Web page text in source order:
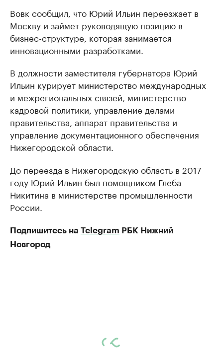
Вовк сообщил, что Юрий Ильин переезжает в
Москву и займет руководящую позицию в
бизнес-структуре, которая занимается
инновационными разработками.
В должности заместителя губернатора Юрий
Ильин курирует министерство международных
и межрегиональных связей, министерство
кадровой политики, управление делами
правительства, аппарат правительства и
управление документационного обеспечения
Нижегородской области.
До переезда в Нижегородскую область в 2017
году Юрий Ильин был помощником Глеба
Никитина в министерстве промышленности
России.
Подпишитесь на Telegram РБК Нижний
Новгород